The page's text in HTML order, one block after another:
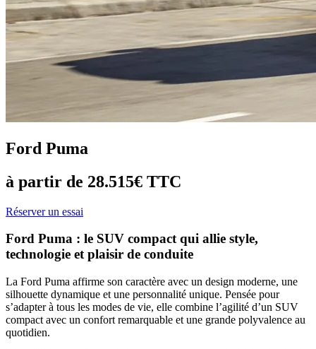
Ford Puma
à partir de 28.515€ TTC
Réserver un essai
Ford Puma : le SUV compact qui allie style,
technologie et plaisir de conduite
La Ford Puma affirme son caractère avec un design moderne, une
silhouette dynamique et une personnalité unique. Pensée pour
s’adapter à tous les modes de vie, elle combine l’agilité d’un SUV
compact avec un confort remarquable et une grande polyvalence au
quotidien.